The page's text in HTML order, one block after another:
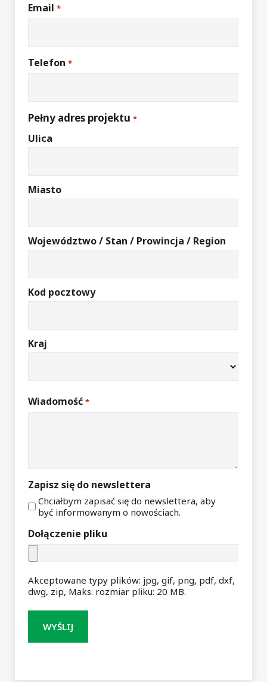
Email *
Telefon *
Pełny adres projektu *
Ulica
Miasto
Województwo / Stan / Prowincja / Region
Kod pocztowy
Kraj
Wiadomość *
Zapisz się do newslettera
Chciałbym zapisać się do newslettera, aby
być informowanym o nowościach.
Dołączenie pliku
Akceptowane typy plików: jpg, gif, png, pdf, dxf,
dwg, zip, Maks. rozmiar pliku: 20 MB.